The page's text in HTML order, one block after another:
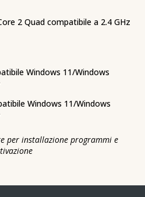
2 Quad compatibile a 2.4 GHz
Windows 11/Windows
Windows 11/Windows
per installazione programmi e